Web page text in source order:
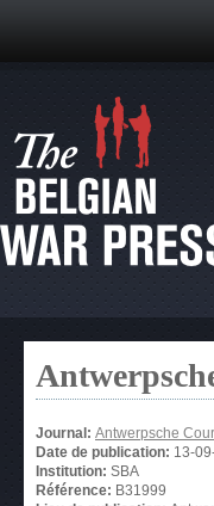
Journal: Antwerpsche
Date de publication: 13-
Institution: SBA
Référence: B31999